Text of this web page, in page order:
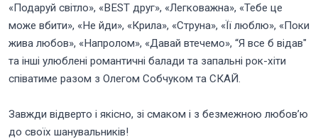
«Подаруй світло», «BEST друг», «Легковажна», «Тебе це
може вбити», «Не йди», «Крила», «Струна», «Її люблю», «Поки
жива любов», «Напролом», «Давай втечемо», “Я все б відав"
та інші улюблені романтичні балади та запальні рок-хіти
співатиме разом з Олегом Собчуком та СКАЙ.
Завжди відверто і якісно, зі смаком і з безмежною любов’ю
до своїх шанувальників!